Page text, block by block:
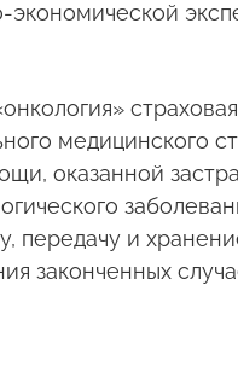
медицинского
оказанной
передачу и
законченных